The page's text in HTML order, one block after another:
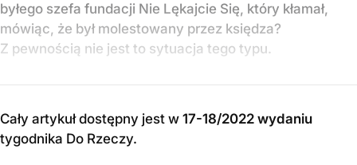
byłego szefa fundacji Nie Lękajcie Się, który kłamał,
mówiąc, że był molestowany przez księdza?
Z pewnością nie jest to sytuacja tego typu.
Cały artykuł dostępny jest w 17-18/2022 wydaniu
tygodnika Do Rzeczy.